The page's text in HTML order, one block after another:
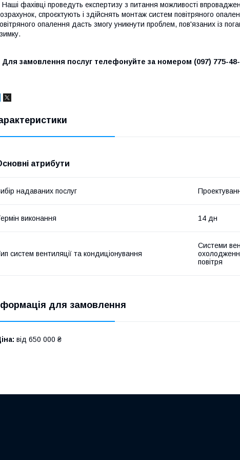
Наші фахівці проведуть експертизу з питання можливості
спроєктують і здійснять монтаж систем повітряного
опалення дасть змогу уникнути проблем, пов'язаних із
Для замовлення послуг телефонуйте за номером (097) 775-
атрибути
надаваних послуг
виконання 14 дн
систем вентиляції та кондиціонування
Системи
повітря
для замовлення
від 650 000 ₴